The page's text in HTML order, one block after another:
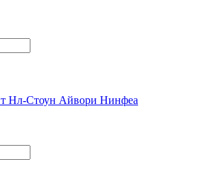
Нл-Стоун Айвори Нинфеа